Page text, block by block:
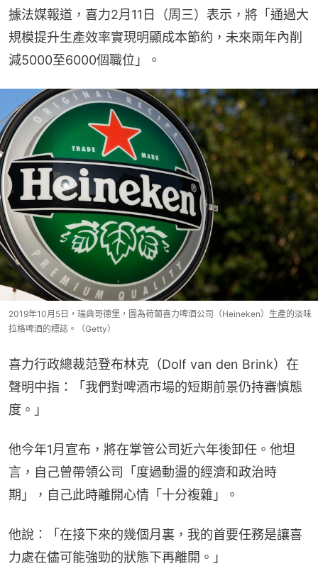
據法媒報道，喜力2月11日（周三）表示，將「通過大
規模提升生產效率實現明顯成本節約，未來兩年內削
減5000至6000個職位」。
2019年10月5日，瑞典哥德堡，圖為荷蘭喜力啤酒公司（Heineken）生產的淡味
拉格啤酒的標誌。（Getty）
喜力行政總裁范登布林克（Dolf van den Brink）在
聲明中指：「我們對啤酒市場的短期前景仍持審慎態
度。」
他今年1月宣布，將在掌管公司近六年後卸任。他坦
言，自己曾帶領公司「度過動盪的經濟和政治時
期」，自己此時離開心情「十分複雜」。
他說：「在接下來的幾個月裏，我的首要任務是讓喜
力處在儘可能強勁的狀態下再離開。」